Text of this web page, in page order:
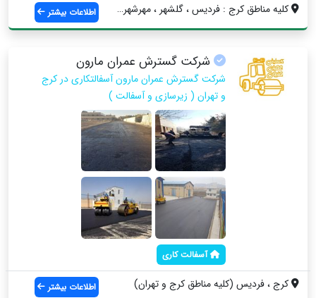
کلیه مناطق کرج : فردیس ، گلشهر ، مهرشهر ... اطلاعات بیشتر
شرکت گسترش عمران مارون
شرکت گسترش عمران مارون آسفالتکاری در کرج
و تهران ( زیرسازی و آسفالت )
آسفالت کاری
کرج ، فردیس (کلیه مناطق کرج و تهران) اطلاعات بیشتر